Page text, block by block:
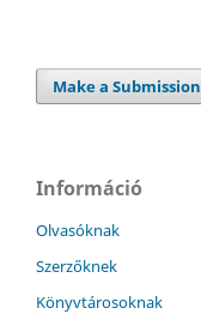
Make a Submission
Információ
Olvasóknak
Szerzőknek
Könyvtárosoknak